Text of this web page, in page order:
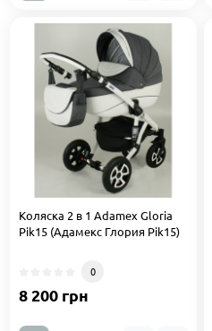
Коляска 2 в 1 Adamex Gloria
Pik15 (Адамекс Глория Pik15)
0
8 200 грн